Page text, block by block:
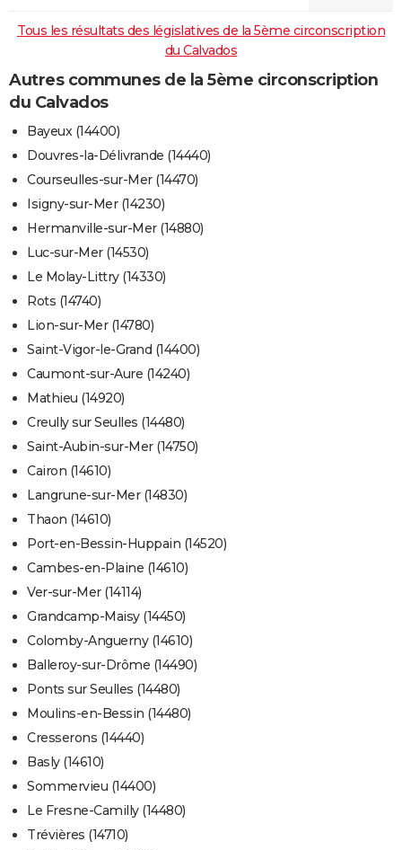
Tous les résultats des législatives de la 5ème circonscription
du Calvados
Autres communes de la 5ème circonscription
du Calvados
Bayeux (14400)
Douvres-la-Délivrande (14440)
Courseulles-sur-Mer (14470)
Isigny-sur-Mer (14230)
Hermanville-sur-Mer (14880)
Luc-sur-Mer (14530)
Le Molay-Littry (14330)
Rots (14740)
Lion-sur-Mer (14780)
Saint-Vigor-le-Grand (14400)
Caumont-sur-Aure (14240)
Mathieu (14920)
Creully sur Seulles (14480)
Saint-Aubin-sur-Mer (14750)
Cairon (14610)
Langrune-sur-Mer (14830)
Thaon (14610)
Port-en-Bessin-Huppain (14520)
Cambes-en-Plaine (14610)
Ver-sur-Mer (14114)
Grandcamp-Maisy (14450)
Colomby-Anguerny (14610)
Balleroy-sur-Drôme (14490)
Ponts sur Seulles (14480)
Moulins-en-Bessin (14480)
Cresserons (14440)
Basly (14610)
Sommervieu (14400)
Le Fresne-Camilly (14480)
Trévières (14710)